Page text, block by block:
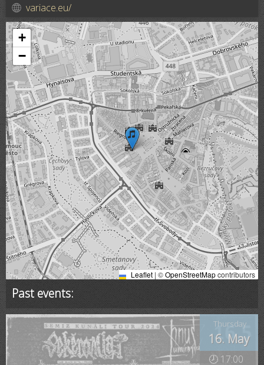
variace.eu/
+
−
Leaflet | ©OpenStreetMapcontributors
Past events:
Thursday
16. May
🕗 17:00